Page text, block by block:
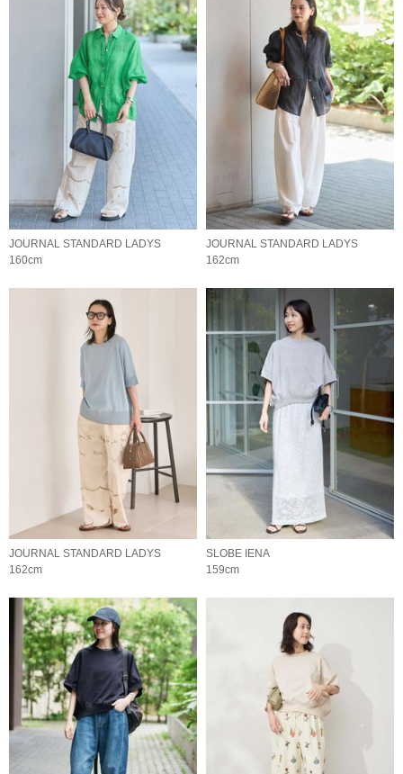
JOURNAL STANDARD LADYS
160cm
JOURNAL STANDARD LADYS
162cm
JOURNAL STANDARD LADYS
162cm
SLOBE IENA
159cm